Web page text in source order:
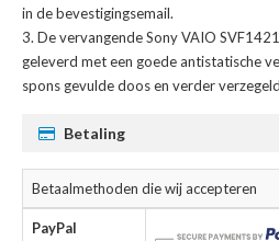
in de bevestigingsemail.
Devervangende Sony VAIO
geleverd met een goede antistatische
spons gevulde doos en verder
Betaling
Betaalmethoden die wij accepteren
PayPal